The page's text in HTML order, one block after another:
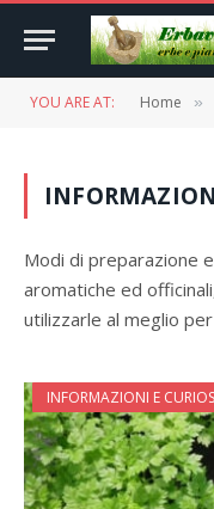
YOU ARE AT: Home »
Modi di preparazione
aromatiche ed
utilizzarle al meglio
INFORMAZIONI E